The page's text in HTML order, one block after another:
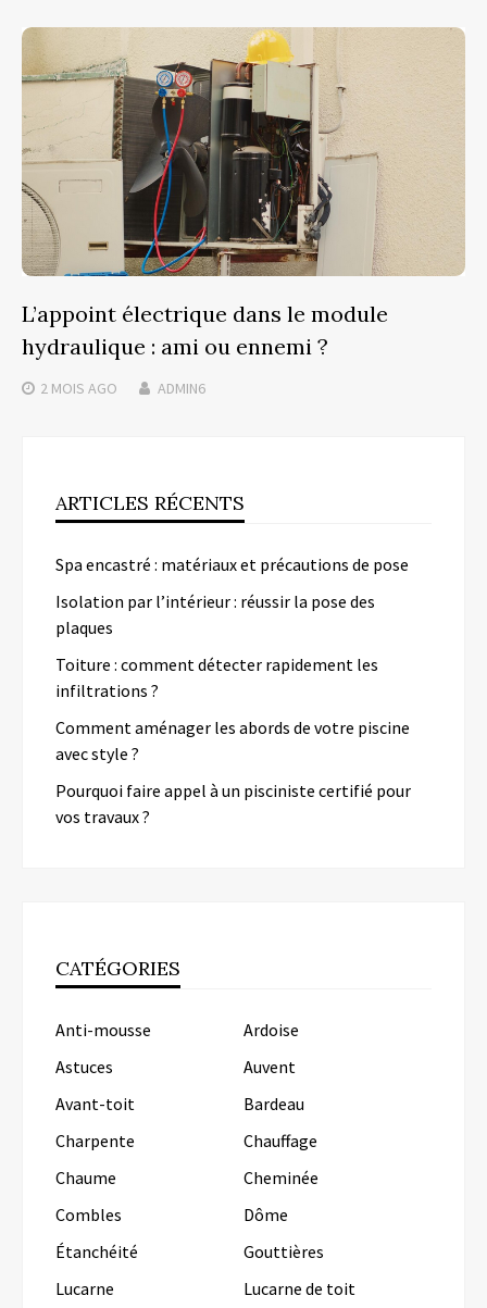
L’appoint électrique dans le module
hydraulique : ami ou ennemi ?
2 MOIS AGO ADMIN6
ARTICLES RÉCENTS
Spa encastré : matériaux et précautions de pose
Isolation par l’intérieur : réussir la pose des
plaques
Toiture : comment détecter rapidement les
infiltrations ?
Comment aménager les abords de votre piscine
avec style ?
Pourquoi faire appel à un pisciniste certifié pour
vos travaux ?
CATÉGORIES
Anti-mousse
Ardoise
Astuces
Auvent
Avant-toit
Bardeau
Charpente
Chauffage
Chaume
Cheminée
Combles
Dôme
Étanchéité
Gouttières
Lucarne
Lucarne de toit